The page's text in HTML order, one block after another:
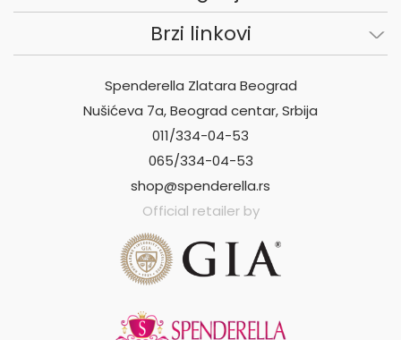
Brzi linkovi
Spenderella Zlatara Beograd
Nušićeva 7a, Beograd centar, Srbija
011/334-04-53
065/334-04-53
shop@spenderella.rs
Official retailer by